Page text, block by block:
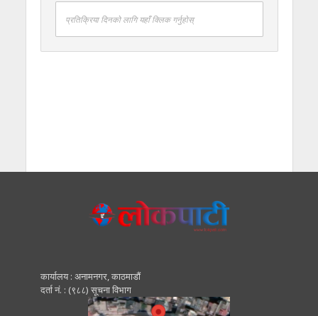
प्रतिक्रिया दिनको लागि यहाँ क्लिक गर्नुहोस्
कार्यालय : अनामनगर, काठमाडाैं
दर्ता नं. : (९८८) सूचना विभाग